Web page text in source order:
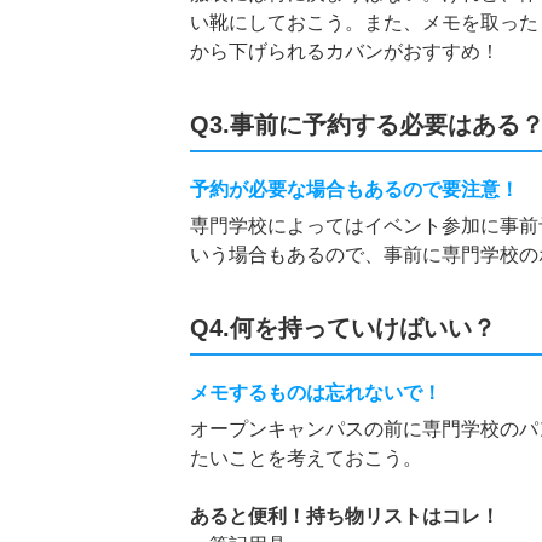
い靴にしておこう。また、メモを取っ
から下げられるカバンがおすすめ！
Q3.事前に予約する必要はある
予約が必要な場合もあるので要注意！
専門学校によってはイベント参加に事
いう場合もあるので、事前に専門学校
Q4.何を持っていけばいい？
メモするものは忘れないで！
オープンキャンパスの前に専門学校の
たいことを考えておこう。
あると便利！持ち物リストはコレ！